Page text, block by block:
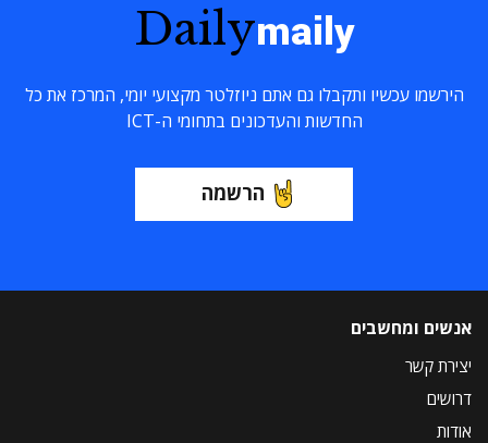
Dailymaily
הירשמו עכשיו ותקבלו גם אתם ניוזלטר מקצועי יומי, המרכז את כל
החדשות והעדכונים בתחומי ה-ICT
הרשמה
אנשים ומחשבים
יצירת קשר
דרושים
אודות